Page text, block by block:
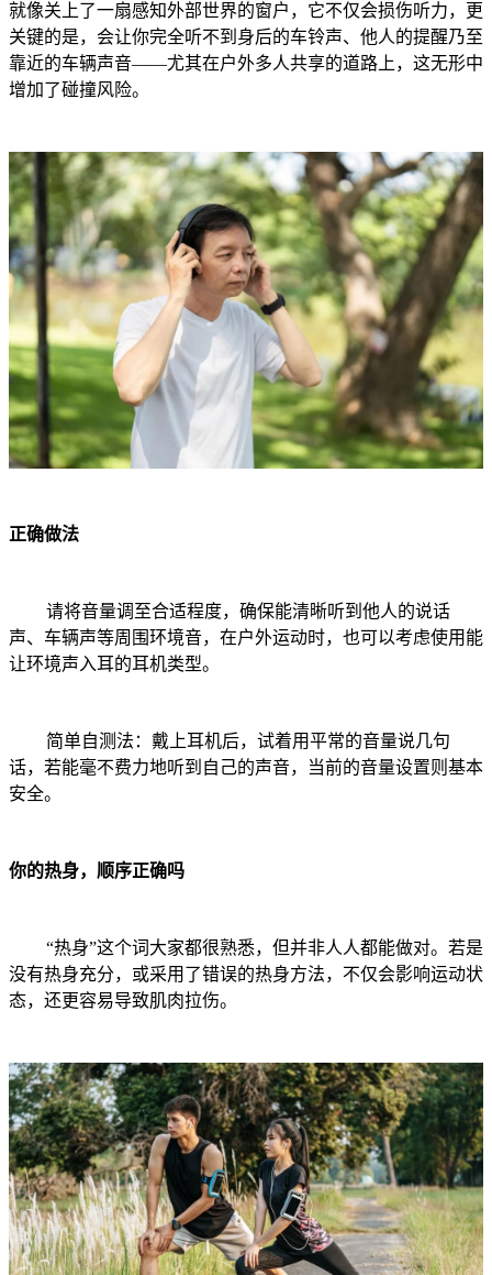
就像关上了一扇感知外部世界的窗户，它不仅会损伤听力，更
关键的是，会让你完全听不到身后的车铃声、他人的提醒乃至
靠近的车辆声音——尤其在户外多人共享的道路上，这无形中
增加了碰撞风险。
正确做法
请将音量调至合适程度，确保能清晰听到他人的说话
声、车辆声等周围环境音，在户外运动时，也可以考虑使用能
让环境声入耳的耳机类型。
简单自测法：戴上耳机后，试着用平常的音量说几句
话，若能毫不费力地听到自己的声音，当前的音量设置则基本
安全。
你的热身，顺序正确吗
“热身”这个词大家都很熟悉，但并非人人都能做对。若是
没有热身充分，或采用了错误的热身方法，不仅会影响运动状
态，还更容易导致肌肉拉伤。